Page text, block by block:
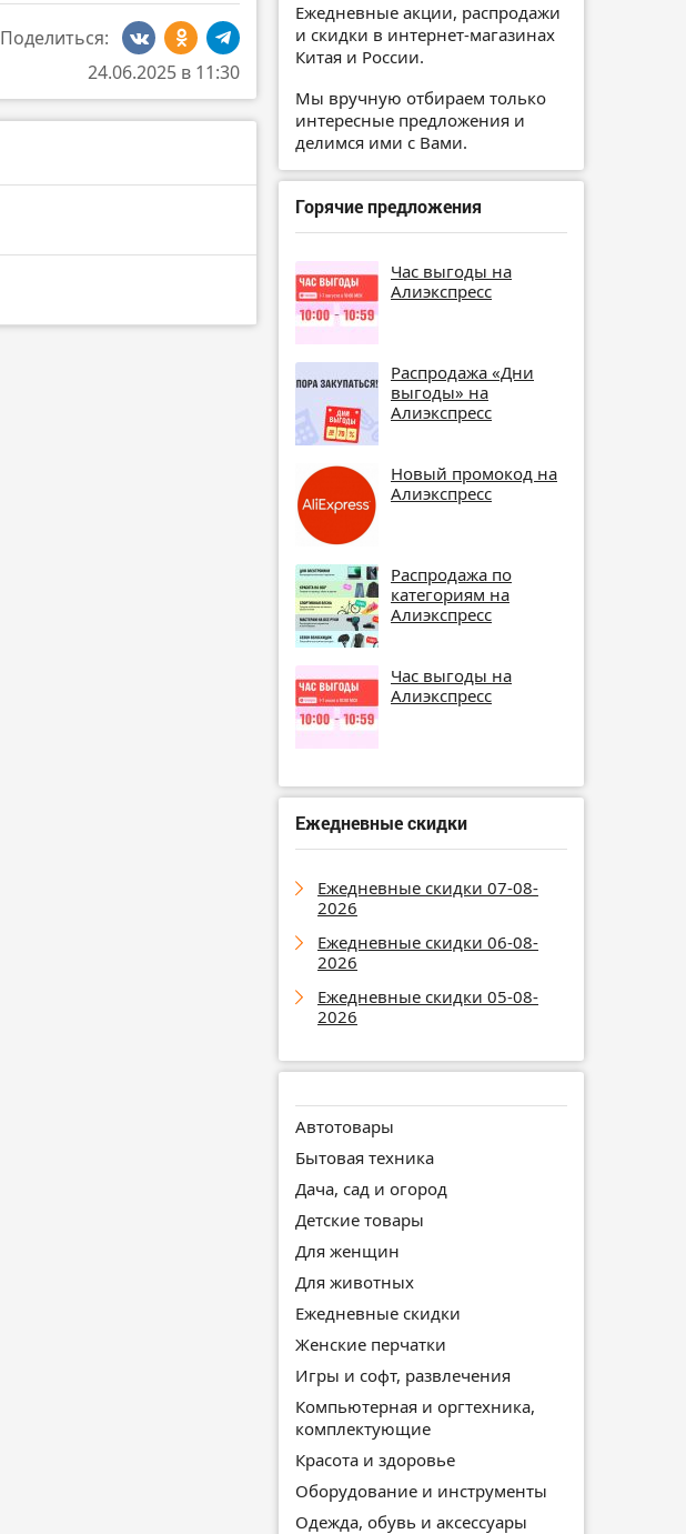
Поделиться:
24.06.2025 в 11:30
Ежедневные акции, распродажи
и скидки в интернет-магазинах
Китая и России.
Мы вручную отбираем только
интересные предложения и
делимся ими с Вами.
Горячие предложения
Час выгоды на
Алиэкспресс
Распродажа «Дни
выгоды» на
Алиэкспресс
Новый промокод на
Алиэкспресс
Распродажа по
категориям на
Алиэкспресс
Час выгоды на
Алиэкспресс
Ежедневные скидки
Ежедневные скидки 07-08-
2026
Ежедневные скидки 06-08-
2026
Ежедневные скидки 05-08-
2026
Автотовары
Бытовая техника
Дача, сад и огород
Детские товары
Для женщин
Для животных
Ежедневные скидки
Женские перчатки
Игры и софт, развлечения
Компьютерная и оргтехника,
комплектующие
Красота и здоровье
Оборудование и инструменты
Одежда, обувь и аксессуары